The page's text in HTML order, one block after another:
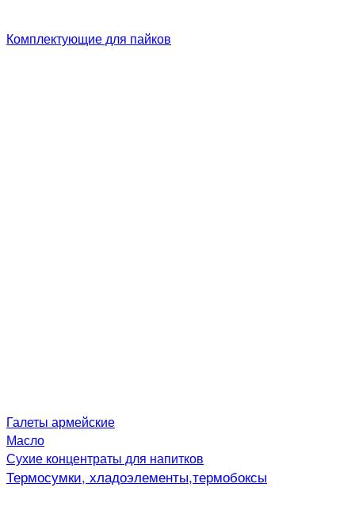
Комплектующие для пайков
Галеты армейские
Масло
Сухие концентраты для напитков
Термосумки, хладоэлементы,термобоксы